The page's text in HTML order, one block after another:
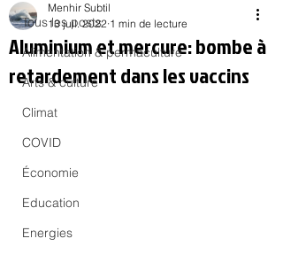
Tous les posts
Alimentation & permaculture
Arts & culture
Climat
COVID
Économie
Education
Energies
Aluminium et mercure: bombe à
retardement dans les vaccins
Menhir Subtil
13 juil. 2022 1 min de lecture